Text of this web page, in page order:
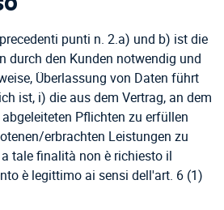
punti n. 2.a) und b) ist die
durch den Kunden notwendig und
Überlassung von Daten führt
ist, i) die aus dem Vertrag, an dem
Pflichten zu erfüllen
erbrachten Leistungen zu
tale finalità non è richiesto il
è legittimo ai sensi dell'art. 6 (1)